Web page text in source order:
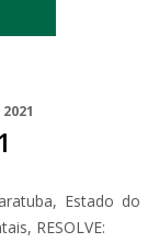
Estado do
RESOLVE: